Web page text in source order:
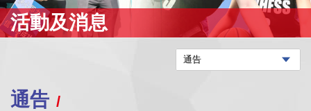
活動及消息
通告